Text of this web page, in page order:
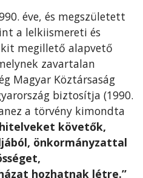
éve, és megszületett
a lelkiismereti és
megillető alapvető
zavartalan
Magyar Köztársaság
biztosítja (1990.
a törvény kimondta
hitelveket követők,
önkormányzattal
hozhatnak létre.”